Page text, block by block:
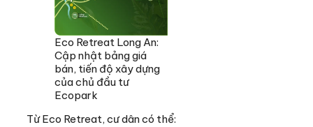
Eco Retreat Long An:
Cập nhật bảng giá
bán, tiến độ xây dựng
của chủ đầu tư
Ecopark
Từ Eco Retreat, cư dân có thể: